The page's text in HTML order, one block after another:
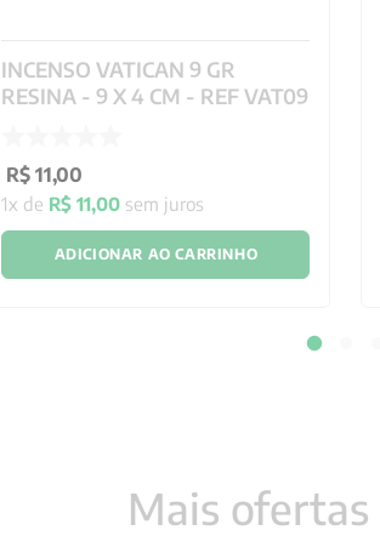
INCENSO VATICAN 9 GR
RESINA - 9 X 4 CM - REF VAT09
R$ 11,00
1x de R$ 11,00 sem juros
ADICIONAR AO CARRINHO
Mais ofertas